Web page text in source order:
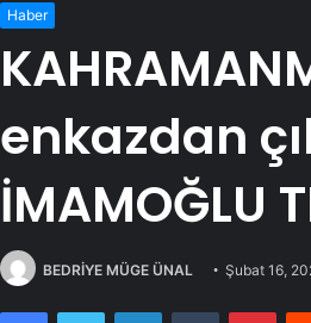
Haber
enkazdan
İMAMOĞLU
BEDRİYE MÜGE ÜNAL Şubat 16,
FacebookTwitter LinkedInTumblr